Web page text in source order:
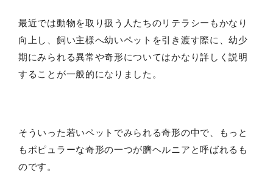
最近では動物を取り扱う人たちのリテラシーもかなり
向上し、飼い主様へ幼いペットを引き渡す際に、幼少
期にみられる異常や奇形についてはかなり詳しく説明
することが一般的になりました。
そういった若いペットでみられる奇形の中で、もっと
もポピュラーな奇形の一つが臍ヘルニアと呼ばれるも
のです。